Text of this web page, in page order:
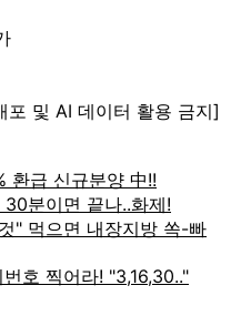
및 AI 데이터 활용 금지]